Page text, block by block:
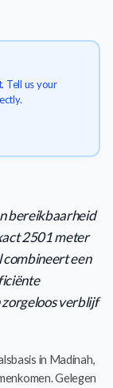
Tell us your
bereikbaarheid
2501 meter
combineert een
verblijf
in Madinah,
Gelegen